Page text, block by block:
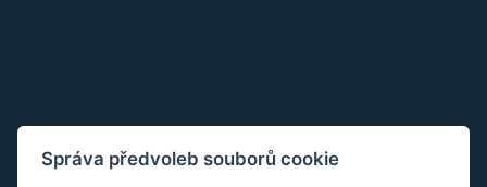
Správa předvoleb souborů cookie